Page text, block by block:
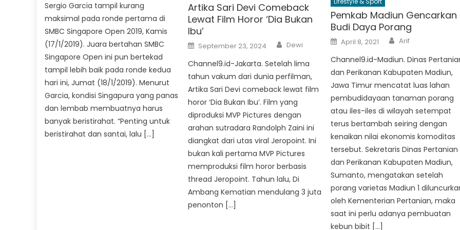
Sergio Garcia tampil kurang
maksimal pada ronde pertama di
SMBC Singapore Open 2019, Kamis
(17/1/2019). Juara bertahan SMBC
Singapore Open ini pun bertekad
tampil lebih baik pada ronde kedua
hari ini, Jumat (18/1/2019). Menurut
Garcia, kondisi Singapura yang panas
dan lembab membuatnya harus
banyak beristirahat. “Penting untuk
beristirahat dan santai, lalu […]
Artika Sari Devi Comeback
Lewat Film Horor ‘Dia Bukan
Ibu’
Posted
on
September 23, 2024 Author
Dewi
Channel9.id-Jakarta. Setelah lima
tahun vakum dari dunia perfilman,
Artika Sari Devi comeback lewat film
horor ‘Dia Bukan Ibu’. Film yang
diproduksi MVP Pictures dengan
arahan sutradara Randolph Zaini ini
diangkat dari utas viral Jeropoint. Ini
bukan kali pertama MVP Pictures
memproduksi film horor berbasis
thread Jeropoint. Tahun lalu, Di
Ambang Kematian mendulang 3 juta
penonton […]
Pemkab Madiun Gencarkan
Budi Daya Porang
Posted
on
April 8, 2021 Author
Arif
Channel9.id-Madiun. Dinas
dan Perikanan Kabupaten Madiun,
Jawa Timur mencatat luas lahan
pembudidayaan tanaman porang
atau iles-iles di wilayah setempat
terus bertambah seiring dengan
kenaikan nilai ekonomis komoditas
tersebut. Sekretaris Dinas Pertanian
dan Perikanan Kabupaten Madiun,
Sumanto, mengatakan setelah
porang varietas Madiun 1
oleh Kementerian Pertanian, maka
saat ini perlu adanya pembuatan
kebun bibit […]